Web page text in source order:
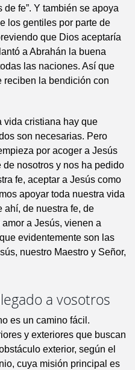
fe”. Y también se apoya
los gentiles por parte de
que Dios aceptaría
a Abrahán la buena
las naciones. Así que
reciben la bendición con
vida cristiana hay que
son necesarias. Pero
por acoger a Jesús
nosotros y nos ha pedido
fe, aceptar a Jesús como
apoyar toda nuestra vida
ahí, de nuestra fe, de
a Jesús, vienen a
evidentemente son las
nuestro Maestro y Señor,
a vosotros
es un camino fácil.
y exteriores que buscan
exterior, según el
cuya misión principal es